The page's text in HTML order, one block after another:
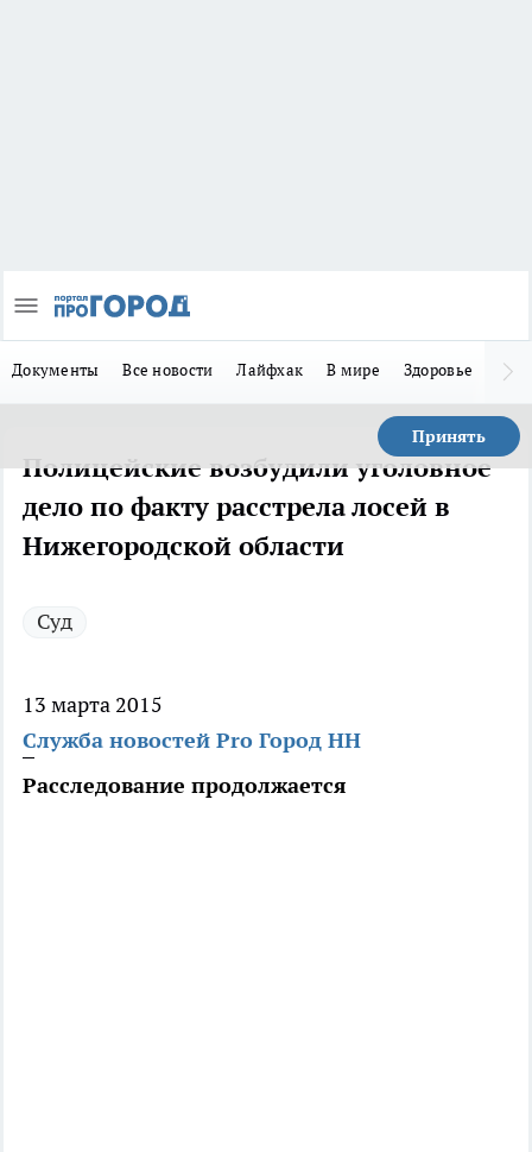
Документы Все новости Лайфхак В мире Здоровье
Принять
Полицейские возбудили уголовное
дело по факту расстрела лосей в
Нижегородской области
Суд
13 марта 2015
Служба новостей Pro Город НН
Расследование продолжается